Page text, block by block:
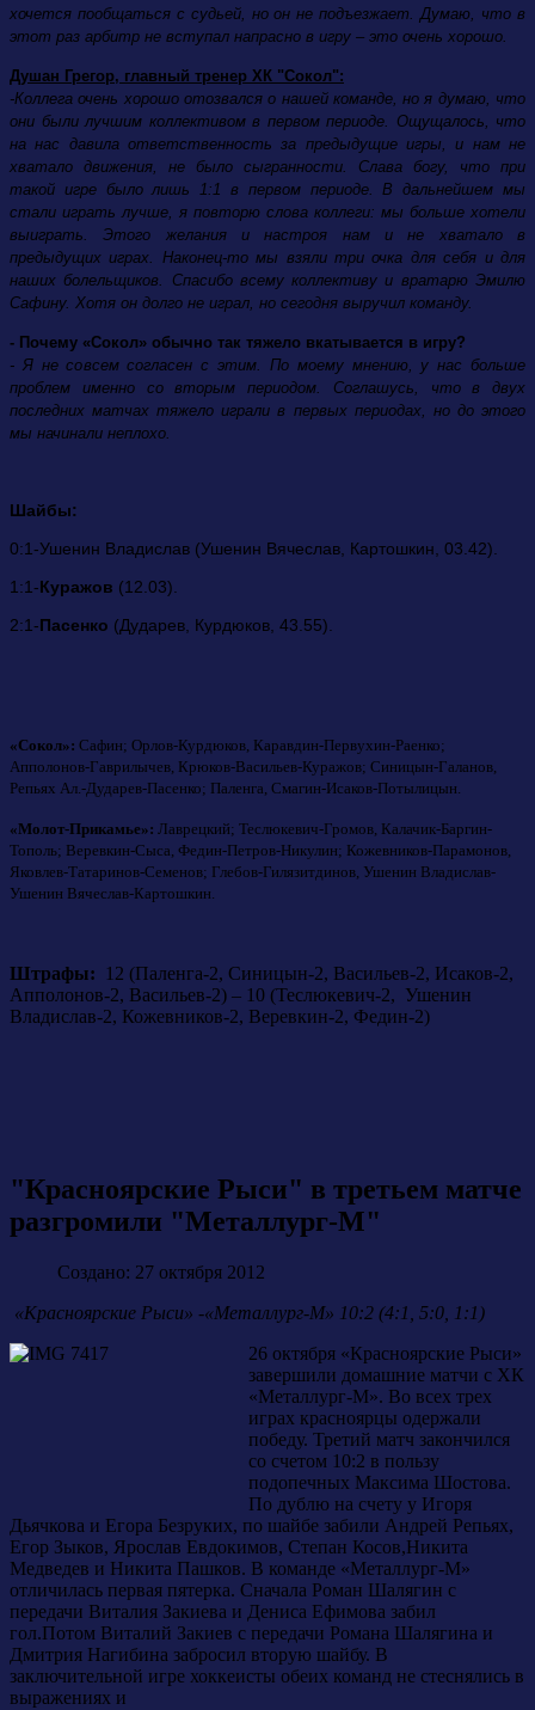
хочется пообщаться с судьей, но он не подъезжает. Думаю, что в
этот раз арбитр не вступал напрасно в игру – это очень хорошо.
Душан Грегор, главный тренер ХК "Сокол":
-Коллега очень хорошо отозвался о нашей команде, но я думаю, что
они были лучшим коллективом в первомпериоде. Ощущалось, что
на нас давила ответственность за предыдущие игры, и нам не
хватало движения, не было сыгранности. Слава богу,
что при
такой игре было лишь 1:1 в первом периоде.В дальнейшем мы
стали играть лучше, я повторю слова коллеги: мы больше хотели
выиграть. Этого желания и настроя нам и не хватало в
предыдущих играх. Наконец-то мы взяли три очка для себя и для
наших болельщиков. Спасибо всему коллективу и вратарю Эмилю
Сафину. Хотя он долго не играл, но сегодня выручил команду.
- Почему «Сокол» обычно так тяжело вкатывается в игру?
- Я не совсем согласен с этим. По моему мнению, у нас больше
проблем именно со вторым периодом. Соглашусь, что в двух
последних матчах тяжело играли в первых периодах, но до этого
мы начинали неплохо.
Шайбы:
0:1-Ушенин Владислав (Ушенин Вячеслав, Картошкин, 03.42).
1:1-Куражов (12.03).
2:1-Пасенко (Дударев, Курдюков, 43.55).
«Сокол»: Сафин; Орлов-Курдюков, Каравдин-Первухин-Раенко;
Апполонов-Гаврилычев, Крюков-Васильев-Куражов; Синицын-Галанов,
Репьях Ал.-Дударев-Пасенко; Паленга, Смагин-Исаков-Потылицын.
«Молот-Прикамье»: Лаврецкий; Теслюкевич-Громов, Калачик-Баргин-
Тополь; Веревкин-Сыса, Федин-Петров-Никулин; Кожевников-Парамонов,
Яковлев-Татаринов-Семенов; Глебов-Гилязитдинов, Ушенин Владислав-
Ушенин Вячеслав-Картошкин.
Штрафы:
12 (Паленга-2, Синицын-2, Васильев-2, Исаков-2,
Апполонов-2, Васильев-2) – 10 (Теслюкевич-2, Ушенин
Владислав-2, Кожевников-2, Веревкин-2, Федин-2)
"Красноярские Рыси" в третьем матче
разгромили "Металлург-М"
Создано: 27 октября 2012
«Красноярские Рыси» -«Металлург-М» 10:2 (4:1, 5:0, 1:1)
26 октября «Красноярские Рыси»
завершили домашние матчи с ХК
«Металлург-М». Во всех трех
играх красноярцы одержали
победу. Третий матч закончился
со счетом 10:2 в пользу
подопечных Максима Шостова.
По дублю на счету у Игоря
Дьячкова и Егора Безруких, по шайбе забили Андрей Репьях,
Егор Зыков, Ярослав Евдокимов, Степан Косов,Никита
Медведев и Никита Пашков. В команде «Металлург-М»
отличилась первая пятерка. Сначала Роман Шалягин с
передачи Виталия Закиева и Дениса Ефимова забил
гол.Потом Виталий Закиев с передачи Романа Шалягина и
Дмитрия Нагибина забросил вторую шайбу. В
заключительной игре хоккеисты обеих команд не стеснялись в
выражениях и